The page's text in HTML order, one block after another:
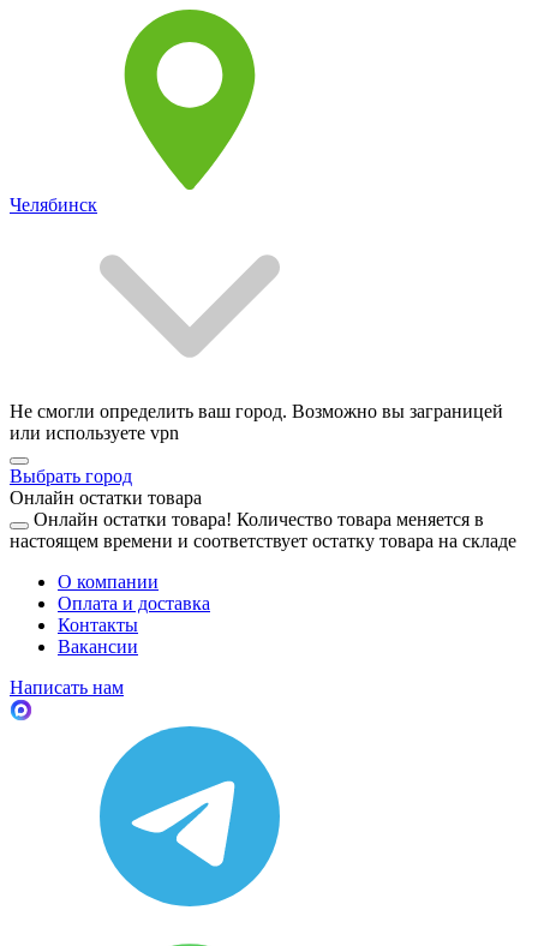
Челябинск
Не смогли определить ваш город. Возможно вы заграницей
или используете vpn
Выбрать город
Онлайн остатки товара
Онлайн остатки товара! Количество товара меняется в
настоящем времени и соответствует остатку товара на складе
О компании
Оплата и доставка
Контакты
Вакансии
Написать нам